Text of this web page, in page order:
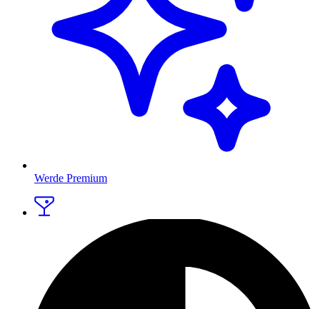
Werde Premium